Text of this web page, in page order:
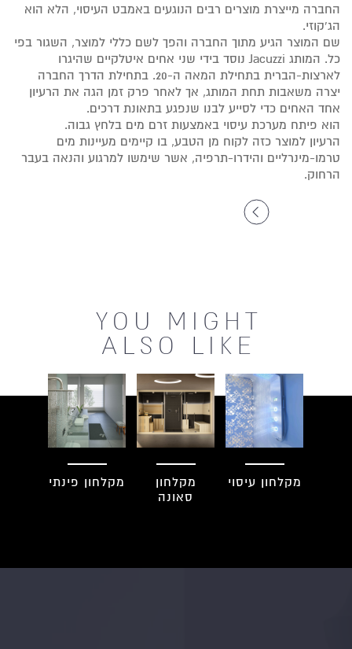
החברה מייצרת מוצרים רבים הנוגעים באמבט העיסוי, הלא הוא
הג'קוזי.
שם המוצר הגיע מתוך החברה והפך לשם כללי למוצר, השגור בפי
כל. המותג Jacuzzi נוסד בידי שני אחים איטלקיים שהיגרו
לארצות-הברית בתחילת המאה ה-20. בתחילת הדרך החברה
יצרה משאבות תחת המותג, אך לאחר פרק זמן הגה את הרעיון
אחד האחים כדי לסייע לבנו שנפגע בתאונת דרכים.
הוא פיתח מערכת עיסוי באמצעות זרם מים בלחץ גבוה.
הרעיון למוצר כזה לקוח מן הטבע, בו קיימים מעיינות מים
טרמו-מינרליים והידרו-תרפיה, אשר שימשו למרגוע והנאה בעבר
הרחוק.
YOU MIGHT
ALSO LIKE
מקלחון עיסוי
מקלחון
סאונה
מקלחון פינתי